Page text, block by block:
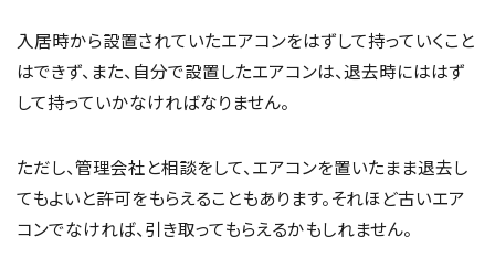
入居時から設置されていたエアコンをはずして持っていくこと
はできず、また、自分で設置したエアコンは、退去時にははず
して持っていかなければなりません。
ただし、管理会社と相談をして、エアコンを置いたまま退去し
てもよいと許可をもらえることもあります。それほど古いエア
コンでなければ、引き取ってもらえるかもしれません。